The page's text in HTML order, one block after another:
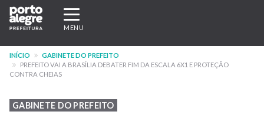
Pular
para
conteúdo
principal
Expandir/recolher
navegação
MENU
INÍCIO
GABINETE DO PREFEITO
PREFEITO VAI A BRASÍLIA DEBATER FIM DA ESCALA 6X1 E PROTEÇÃO
CONTRA CHEIAS
GABINETE DO PREFEITO